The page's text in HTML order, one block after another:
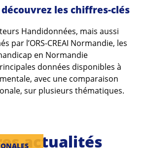
les chiffres-clés
Handidonnées, mais aussi
par l’ORS-CREAI Normandie, les
en Normandie
données disponibles à
avec une comparaison
sur plusieurs thématiques.
actualités